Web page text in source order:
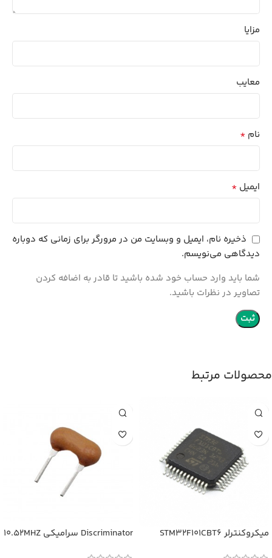
مزایا
معایب
نام *
ایمیل *
ذخیره نام، ایمیل و وبسایت من در مرورگر برای زمانی که دوباره
دیدگاهی می‌نویسم.
شما باید وارد حساب خود شده باشید تا قادر به اضافه کردن
تصاویر در نظرات باشید.
محصولات مرتبط
میکروکنترلر STM32F101CBT6 Discriminator سرامیکی 10.52MHZ